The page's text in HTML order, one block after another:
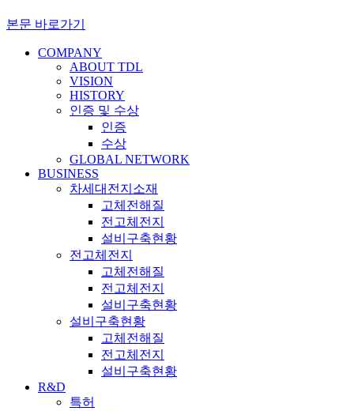
본문 바로가기
COMPANY
ABOUT TDL
VISION
HISTORY
인증 및 수상
인증
수상
GLOBAL NETWORK
BUSINESS
차세대전지소재
고체전해질
전고체전지
설비구축현황
전고체전지
고체전해질
전고체전지
설비구축현황
설비구축현황
고체전해질
전고체전지
설비구축현황
R&D
특허